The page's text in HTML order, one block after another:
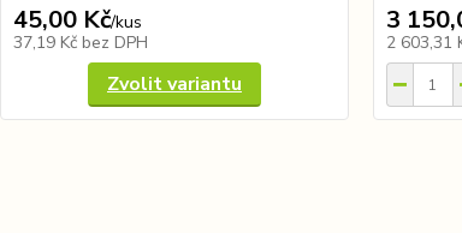
45,00 Kč/kus
37,19 Kč bez DPH
Zvolit variantu
3
2 603,31